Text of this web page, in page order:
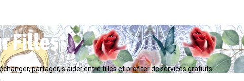
partager, s'aider entre filles et profiter de services gratuits...